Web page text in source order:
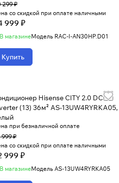
299 ₽
со скидкой при оплате наличными
999 ₽
магазинеМодель RAC-I-AN30HP.D01
Купить
Hisense CITY 2.0 DC
(13) 36м² AS-13UW4RYRKA05,
при безналичной оплате
999 ₽
со скидкой при оплате наличными
999 ₽
магазинеМодель AS-13UW4RYRKA05